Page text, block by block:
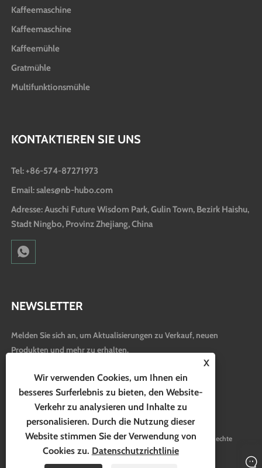
Kaffeemaschine
Kaffeemaschine
Kaffeemühle
Gratmühle
Multifunktionsmühle
KONTAKTIEREN SIE UNS
Tel: +86-574-87271973
Email: sales@nb-hubo.com
Adresse: Auschi Future Wisdom Park, Gulin Town, Bezirk Haishu,
Stadt Ningbo, Provinz Zhejiang, China
NEWSLETTER
Melden Sie sich an, um Aktualisierungen zu Verkauf, neuen
Produkten und mehr zu erhalten.
Copyright © 2024 Ningbo Hubo Electrical Appliance Co., Ltd. Alle Rechte
X
Wir verwenden Cookies, um Ihnen ein
besseres Surferlebnis zu bieten, den Website-
Verkehr zu analysieren und Inhalte zu
personalisieren. Durch die Nutzung dieser
Website stimmen Sie der Verwendung von
Cookies zu. Datenschutzrichtlinie